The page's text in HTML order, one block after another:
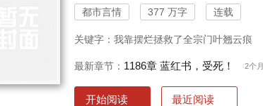
都市言情 377 万字 连载
关键字：我靠摆烂拯救了全宗门叶翘云痕
最新章节： 1186章 蓝红书，受死！ 2个
开始阅读 最近阅读